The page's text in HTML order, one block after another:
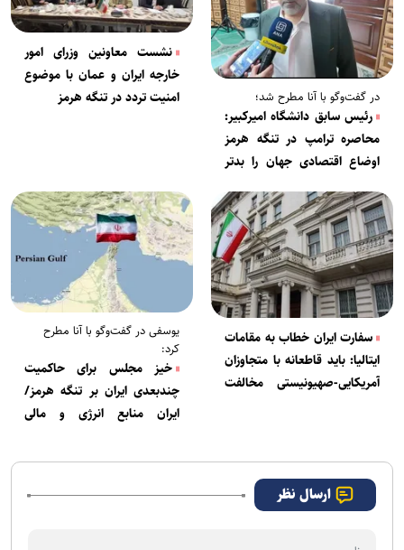
در گفت‌و‌گو با آنا مطرح شد؛
رئیس سابق دانشگاه امیرکبیر:
محاصره ترامپ در تنگه هرمز
اوضاع اقتصادی جهان را بدتر
نشست معاونین وزرای امور
خارجه ایران و عمان با موضوع
امنیت تردد در تنگه هرمز
سفارت ایران خطاب به مقامات
ایتالیا: باید قاطعانه با متجاوزان
آمریکایی-صهیونیستی مخالفت
یوسفی در گفت‌و‌گو با آنا مطرح
کرد:
خیز مجلس برای حاکمیت
چندبعدی ایران بر تنگه هرمز/
ایران منابع انرژی و مالی
می‌کند
ارسال نظر